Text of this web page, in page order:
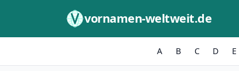
vornamen-weltweit.de
A B C D E